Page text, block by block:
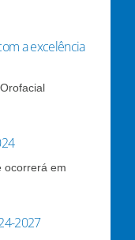
a excelência
ocorrerá em
2027